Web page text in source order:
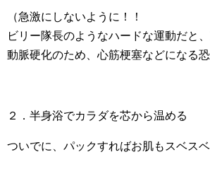
（急激にしないように！！
ビリー隊長のようなハードな運動だと
動脈硬化のため、心筋梗塞などになる恐
２．半身浴でカラダを芯から温める
ついでに、パックすればお肌もスベスベ